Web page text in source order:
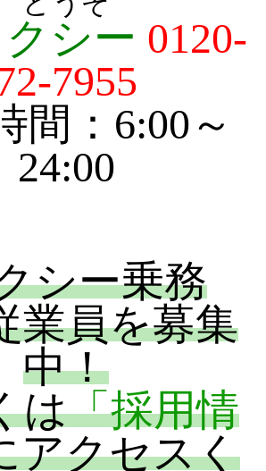
シー 0120-
7955
間：6:00～
24:00
シー乗務
業員を募集
中！
は「採用情
アクセスく